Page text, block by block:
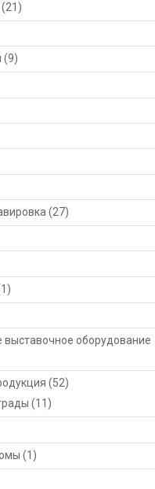
(21)
(9)
(27)
выставочное оборудование
(52)
(11)
(1)